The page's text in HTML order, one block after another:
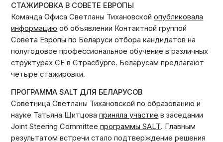
СТАЖИРОВКА В СОВЕТЕ ЕВРОПЫ
Команда Офиса Светланы Тихановскойопубликовала
информацию об объявлении Контактной группой
Совета Европы по Беларуси отбора кандидатов на
полугодовое профессиональное обучение в различных
структурах СЕ в Страсбурге. Беларусам предлагают
четыре стажировки.
ПРОГРАММА SALT ДЛЯ БЕЛАРУСОВ
Советница Светланы Тихановской по образованию и
науке Татьяна Щитцоваприняла участие в заседании
Joint Steering Committeeпрограммы SALT. Главным
результатом встречи стало подтверждение решения